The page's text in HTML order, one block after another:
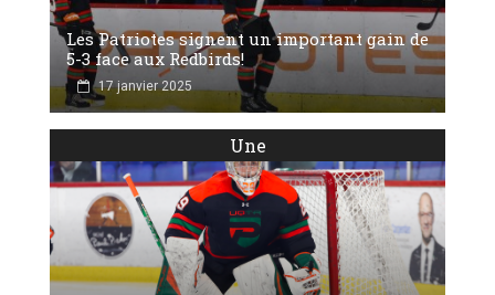
Les Patriotes signent un important gain de
5-3 face aux Redbirds!
17 janvier 2025
Une